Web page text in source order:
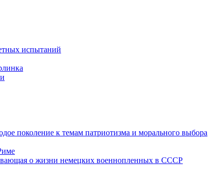
испытаний
поколение к темам патриотизма и морального выбора
о жизни немецких военнопленных в СССР